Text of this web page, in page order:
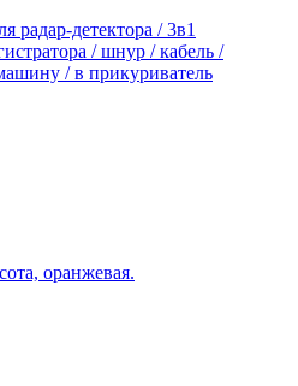
радар-детектора / 3в1
/ шнур / кабель /
/ в прикуриватель
оранжевая.